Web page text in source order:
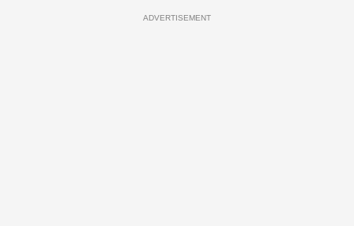
ADVERTISEMENT